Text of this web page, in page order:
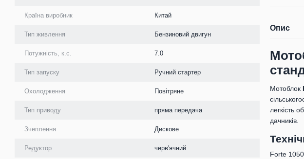
Країна виробник Китай
Тип живлення Бензиновий двигун
Потужність, к.с. 7.0
Тип запуску Ручний стартер
Охолодження Повітряне
Тип приводу пряма передача
Зчеплення Дискове
Редуктор черв'ячний
Опис
Мотоблок
легкість
дачників.
Forte